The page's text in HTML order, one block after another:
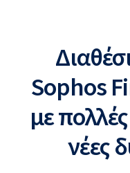
Sophos
με
νέες